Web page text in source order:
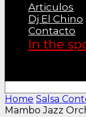
Articulos
Dj El Chino
Contacto
In the
Home Salsa
Mambo Jazz